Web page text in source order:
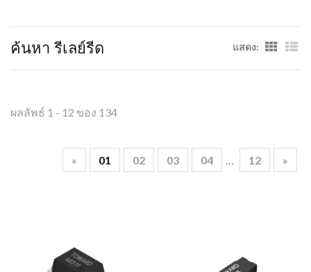
ค้นหา รีเลย์รีด แสดง:
ผลลัพธ์ 1 - 12 ของ 134
« 01 02 03 04 … 12 »